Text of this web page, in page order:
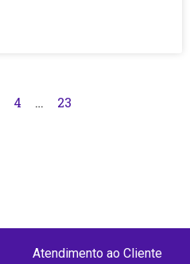
4 … 23
Atendimento ao Cliente